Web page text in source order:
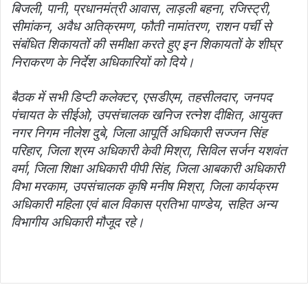
बिजली, पानी, प्रधानमंत्री आवास, लाड़ली बहना, रजिस्‍ट्री,
सीमांकन, अवैध अतिक्रमण, फौती नामांतरण, राशन पर्ची से
संबंधित शिकायतों की समीक्षा करते हुए इन शिकायतों के शीघ्र
निराकरण के निर्देश अधिकारियों को दिये।
बैठक में सभी डिप्टी कलेक्‍टर, एसडीएम, तहसीलदार, जनपद
पंचायत के सीईओ, उपसंचालक खनिज र‍त्‍नेश दीक्षित, आयुक्‍त
नगर निगम नीलेश दुबे, जिला आपूर्ति अधिकारी सज्‍जन सिंह
परिहार, जिला श्रम अधिकारी केवी मिश्रा, सिविल सर्जन यशवंत
वर्मा, जिला शिक्षा अधिकारी पीपी सिंह, जिला आबकारी अधिकारी
विभा मरकाम, उपसंचालक कृषि मनीष मिश्रा, जिला कार्यक्रम
अधिकारी महिला एवं बाल विकास प्रतिभा पाण्‍डेय, सहित अन्‍य
विभागीय अधिकारी मौजूद रहे।